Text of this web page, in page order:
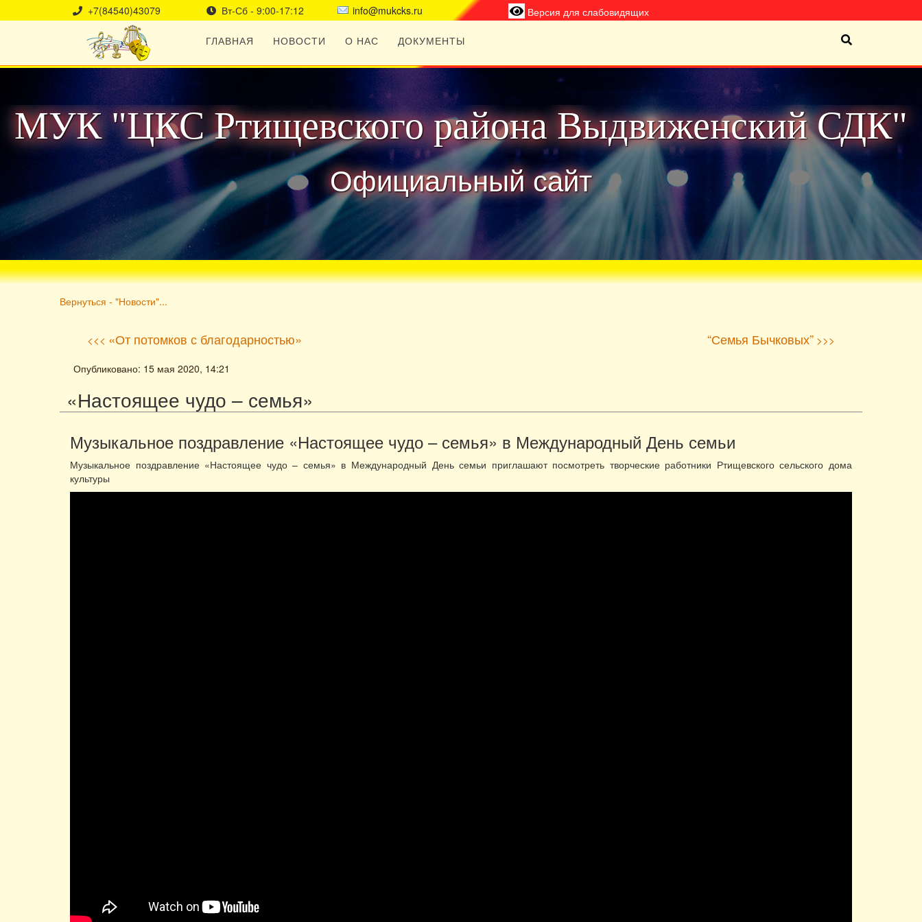
+7(84540)43079 Вт-Сб - 9:00-17:12 info@mukcks.ru Версия для слабовидящих
ГЛАВНАЯ НОВОСТИ О НАС ДОКУМЕНТЫ
МУК "ЦКС Ртищевского района Выдвиженский СДК"
Официальный сайт
Вернуться - "Новости"...
<<< «От потомков с благодарностью» “Семья Бычковых” >>>
Опубликовано: 15 мая 2020, 14:21
«Настоящее чудо – семья»
Музыкальное поздравление «Настоящее чудо – семья» в Международный День семьи
Музыкальное поздравление «Настоящее чудо – семья» в Международный День семьи приглашают посмотреть творческие работники Ртищевского сельского дома
культуры